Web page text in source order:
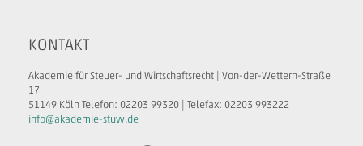
KONTAKT
Akademie für Steuer- und Wirtschaftsrecht | Von-der-Wettern-Straße
17
51149 Köln Telefon: 02203 99320 | Telefax: 02203 993222
info@akademie-stuw.de